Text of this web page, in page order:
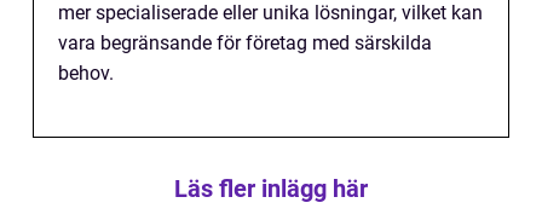
mer specialiserade eller unika lösningar, vilket kan
vara begränsande för företag med särskilda
behov.
Läs fler inlägg här